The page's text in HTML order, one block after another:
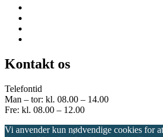
Kontakt os
Telefontid
Man – tor: kl. 08.00 – 14.00
Fre: kl. 08.00 – 12.00
Vi anvender kun nødvendige cookies for